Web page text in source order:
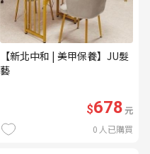
【新北中和 | 美甲保養】JU髮
藝
$678元
0 人已購買